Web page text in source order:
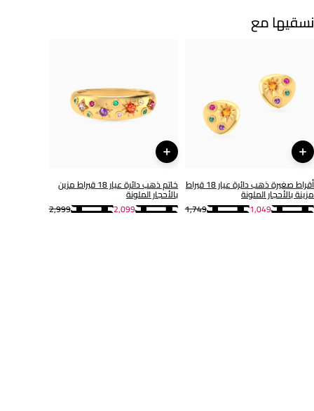
ذهب أصفر 18 قيراط
رقم الموديل
111404180066
نسقيها مع
أقراط صغيرة ذهب دائرة عيار 18 قيراط
مزينة بالأحجار الملونة
1,749
1,049
خاتم ذهب دائرة عيار 18 قيراط مزين
بالأحجار الملونة
2,999
2,099